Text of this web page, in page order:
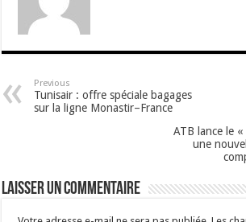
Previous
Tunisair : offre spéciale bagages
sur la ligne Monastir–France
ATB lance le
une
Laisser un commentaire